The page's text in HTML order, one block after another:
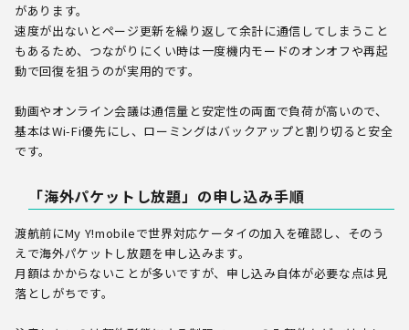
があります。
速度が出ないとページ更新を繰り返して余計に通信してしまうこと
もあるため、つながりにくい時は一度機内モードのオンオフや再起
動で回復を狙うのが実用的です。
動画やオンライン会議は通信量と安定性の両面で負荷が高いので、
基本はWi-Fi優先にし、ローミングはバックアップと割り切ると安全
です。
「海外パケットし放題」の申し込み手順
渡航前にMy Y!mobileで世界対応ケータイの加入を確認し、そのう
えで海外パケットし放題を申し込みます。
月額はかからないことが多いですが、申し込み自体が必要な点は見
落としがちです。